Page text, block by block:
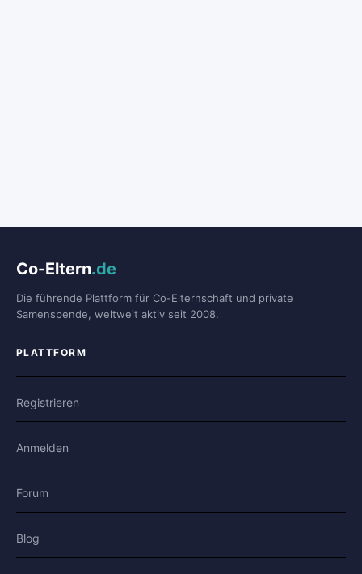
Co-Eltern.de
Die führende Plattform für Co-Elternschaft und private
Samenspende, weltweit aktiv seit 2008.
PLATTFORM
Registrieren
Anmelden
Forum
Blog